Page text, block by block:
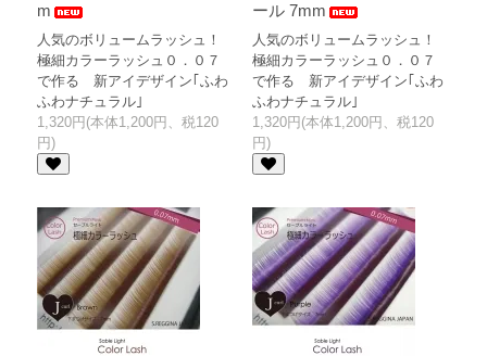
m
人気のボリュームラッシュ！
極細カラーラッシュ０．０７
で作る 新アイデザイン｢ふわ
ふわナチュラル｣
1,320円(本体1,200円、税120
円)
ール 7mm
人気のボリュームラッシュ！
極細カラーラッシュ０．０７
で作る 新アイデザイン｢ふわ
ふわナチュラル｣
1,320円(本体1,200円、税120
円)